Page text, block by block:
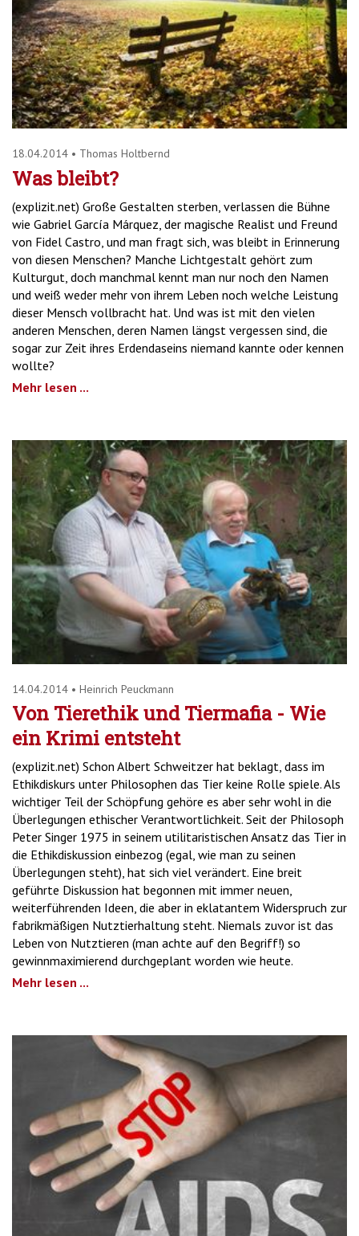
18.04.2014 • Thomas Holtbernd
Was bleibt?
(explizit.net) Große Gestalten sterben, verlassen die Bühne
wie Gabriel García Márquez, der magische Realist und Freund
von Fidel Castro, und man fragt sich, was bleibt in Erinnerung
von diesen Menschen? Manche Lichtgestalt gehört zum
Kulturgut, doch manchmal kennt man nur noch den Namen
und weiß weder mehr von ihrem Leben noch welche Leistung
dieser Mensch vollbracht hat. Und was ist mit den vielen
anderen Menschen, deren Namen längst vergessen sind, die
sogar zur Zeit ihres Erdendaseins niemand kannte oder kennen
wollte?
Mehr lesen ...
14.04.2014 • Heinrich Peuckmann
Von Tierethik und Tiermafia - Wie
ein Krimi entsteht
(explizit.net) Schon Albert Schweitzer hat beklagt, dass im
Ethikdiskurs unter Philosophen das Tier keine Rolle spiele. Als
wichtiger Teil der Schöpfung gehöre es aber sehr wohl in die
Überlegungen ethischer Verantwortlichkeit. Seit der Philosoph
Peter Singer 1975 in seinem utilitaristischen Ansatz das Tier in
die Ethikdiskussion einbezog (egal, wie man zu seinen
Überlegungen steht), hat sich viel verändert. Eine breit
geführte Diskussion hat begonnen mit immer neuen,
weiterführenden Ideen, die aber in eklatantem Widerspruch zur
fabrikmäßigen Nutztierhaltung steht. Niemals zuvor ist das
Leben von Nutztieren (man achte auf den Begriff!) so
gewinnmaximierend durchgeplant worden wie heute.
Mehr lesen ...